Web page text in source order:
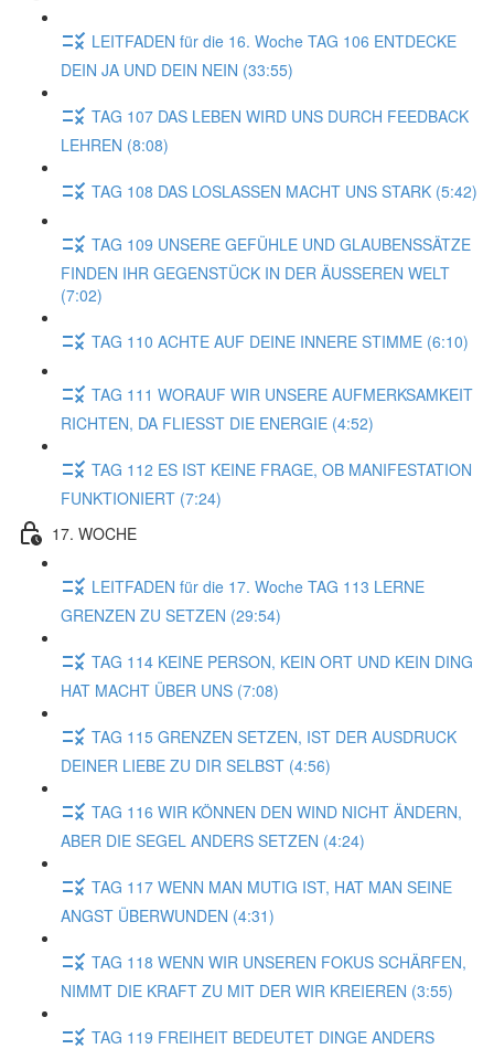
LEITFADEN für die 16. Woche TAG 106 ENTDECKE
DEIN JA UND DEIN NEIN (33:55)
TAG 107 DAS LEBEN WIRD UNS DURCH FEEDBACK
LEHREN (8:08)
TAG 108 DAS LOSLASSEN MACHT UNS STARK (5:42)
TAG 109 UNSERE GEFÜHLE UND GLAUBENSSÄTZE
FINDEN IHR GEGENSTÜCK IN DER ÄUSSEREN WELT
(7:02)
TAG 110 ACHTE AUF DEINE INNERE STIMME (6:10)
TAG 111 WORAUF WIR UNSERE AUFMERKSAMKEIT
RICHTEN, DA FLIESST DIE ENERGIE (4:52)
TAG 112 ES IST KEINE FRAGE, OB MANIFESTATION
FUNKTIONIERT (7:24)
17. WOCHE
LEITFADEN für die 17. Woche TAG 113 LERNE
GRENZEN ZU SETZEN (29:54)
TAG 114 KEINE PERSON, KEIN ORT UND KEIN DING
HAT MACHT ÜBER UNS (7:08)
TAG 115 GRENZEN SETZEN, IST DER AUSDRUCK
DEINER LIEBE ZU DIR SELBST (4:56)
TAG 116 WIR KÖNNEN DEN WIND NICHT ÄNDERN,
ABER DIE SEGEL ANDERS SETZEN (4:24)
TAG 117 WENN MAN MUTIG IST, HAT MAN SEINE
ANGST ÜBERWUNDEN (4:31)
TAG 118 WENN WIR UNSEREN FOKUS SCHÄRFEN,
NIMMT DIE KRAFT ZU MIT DER WIR KREIEREN (3:55)
TAG 119 FREIHEIT BEDEUTET DINGE ANDERS